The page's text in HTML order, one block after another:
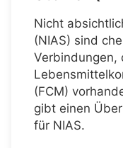
Nicht
(NIAS) sind
Verbindungen,
(FCM)
gibt einen
für NIAS.